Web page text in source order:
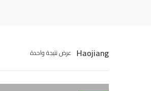
Haojiang عرض نتيجة واحدة